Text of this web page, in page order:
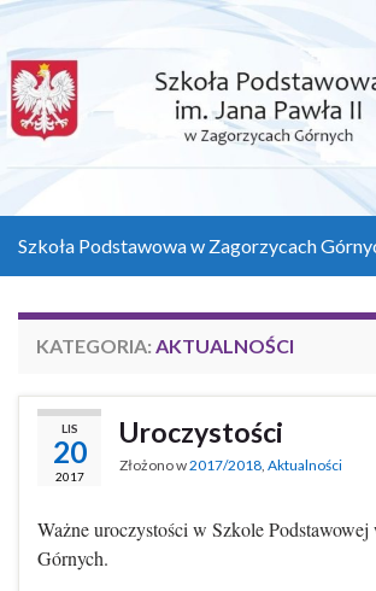
Szkoła Podstawowa w Zagorzycach
KATEGORIA: AKTUALNOŚCI
LIS
20
2017
Uroczystości
Złożono w2017/2018 Aktualności
Ważne uroczystości w Szkole
Górnych.